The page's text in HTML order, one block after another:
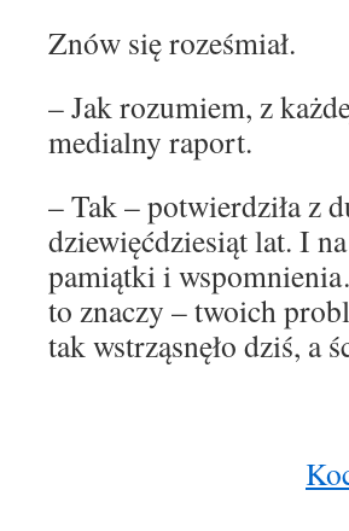
Znów się roześmiał.
– Jak rozumiem, z
medialny raport.
– Tak – potwierdziła z
dziewięćdziesiąt lat. I na
pamiątki i
to znaczy – twoich
tak wstrząsnęło dziś, a